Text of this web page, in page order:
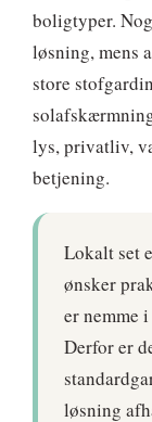
boligtyper.
løsning, mens
store
lys, privatliv,
betjening.
Lokalt set
ønsker
er nemme
Derfor er
løsning